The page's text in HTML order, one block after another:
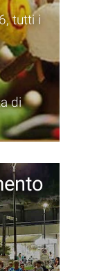
tutti i
di